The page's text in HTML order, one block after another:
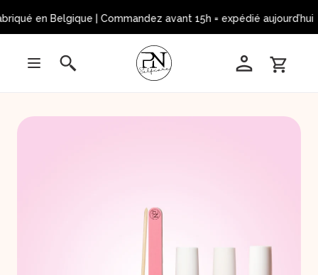
en Belgique | Commandez avant 15h = expédié aujourd’hui